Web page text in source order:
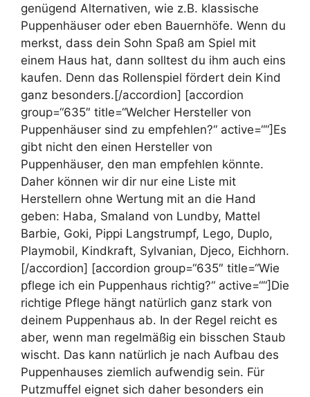
genügend Alternativen, wie z.B. klassische
Puppenhäuser oder eben Bauernhöfe. Wenn du
merkst, dass dein Sohn Spaß am Spiel mit
einem Haus hat, dann solltest du ihm auch eins
kaufen. Denn das Rollenspiel fördert dein Kind
ganz besonders.[/accordion] [accordion
group=“635″ title=“Welcher Hersteller von
Puppenhäuser sind zu empfehlen?“ active=““]Es
gibt nicht den einen Hersteller von
Puppenhäuser, den man empfehlen könnte.
Daher können wir dir nur eine Liste mit
Herstellern ohne Wertung mit an die Hand
geben: Haba, Smaland von Lundby, Mattel
Barbie, Goki, Pippi Langstrumpf, Lego, Duplo,
Playmobil, Kindkraft, Sylvanian, Djeco, Eichhorn.
[/accordion] [accordion group=“635″ title=“Wie
pflege ich ein Puppenhaus richtig?“ active=““]Die
richtige Pflege hängt natürlich ganz stark von
deinem Puppenhaus ab. In der Regel reicht es
aber, wenn man regelmäßig ein bisschen Staub
wischt. Das kann natürlich je nach Aufbau des
Puppenhauses ziemlich aufwendig sein. Für
Putzmuffel eignet sich daher besonders ein